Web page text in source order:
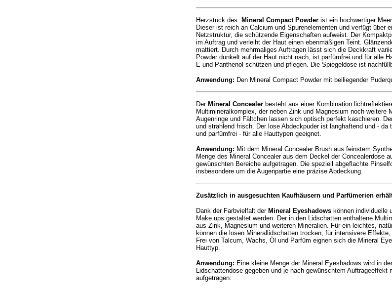
Herzstück des Mineral Compact Powder ist ein hochwertiger
Dieser ist reich an Calcium und Spurenelementen und verfügt über
Netzstruktur, die schützende Eigenschaften aufweist. Der
im Auftrag und verleiht der Haut einen ebenmäßigen Teint.
mattiert. Durch mehrmaliges Auftragen lässt sich die Deckkraft
Powder dunkelt auf der Haut nicht nach, ist parfümfrei und für alle
E und Panthenol schützen und pflegen. Die Spiegeldose ist
Anwendung: Den Mineral Compact Powder mit beiliegender
DerMineral Concealer besteht aus einer Kombination
Multimineralkomplex, der neben Zink und Magnesium noch weitere
Augenringe und Fältchen lassen sich optisch perfekt kaschieren.
und strahlend frisch. Der lose Abdeckpuder ist langhaftend und - da
und parfümfrei - für alle Hauttypen geeignet.
Anwendung: Mit dem Mineral Concealer Brush aus feinstem
Menge des Mineral Concealer aus dem Deckel der Concealerdose
gewünschten Bereiche aufgetragen. Die speziell abgeflachte
insbesondere um die Augenpartie eine präzise Abdeckung.
Zusätzlich in ausgesuchten Kaufhäusern und Parfümerien
Dank der Farbvielfalt der Mineral Eyeshadows können individuelle
Make ups gestaltet werden. Der in den Lidschatten enthaltene
aus Zink, Magnesium und weiteren Mineralien. Für ein leichtes,
können die losen Minerallidschatten trocken, für intensivere
Frei von Talcum, Wachs, Öl und Parfüm eignen sich die Mineral
Hauttyp.
Anwendung: Eine kleine Menge der Mineral Eyeshadows wird in
Lidschattendose gegeben und je nach gewünschtem Auftrageeffekt
aufgetragen: